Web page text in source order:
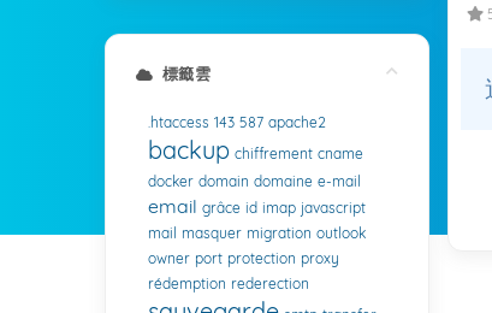
標籤雲
.htaccess 143 587 apache2
backup chiffrement cname
docker domain domaine e-mail
email grâce id imap javascript
mail masquer migration outlook
owner port protection proxy
rédemption rederection